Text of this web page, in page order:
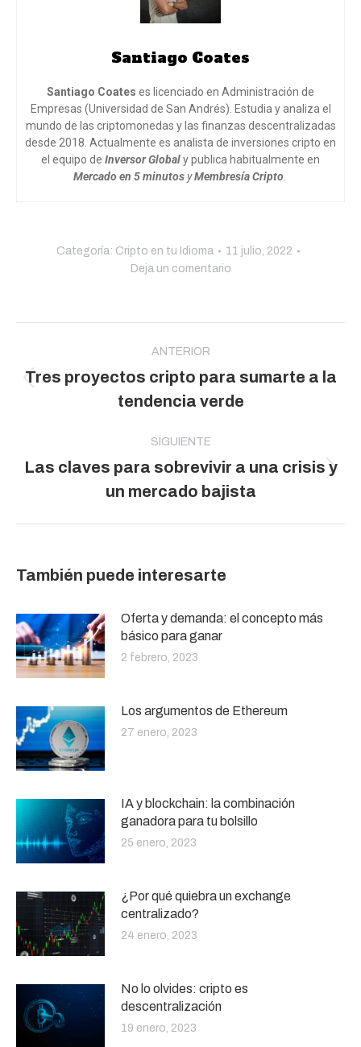
Santiago Coates
Santiago Coates es licenciado en Administración de
Empresas (Universidad de San Andrés). Estudia y analiza el
mundo de las criptomonedas y las finanzas descentralizadas
desde 2018. Actualmente es analista de inversiones cripto en
el equipo de Inversor Globaly publica habitualmente en
Mercado en 5 minutosyMembresía Cripto
Categoría: Cripto en tu Idioma
11 julio, 2022
Deja un comentario
publicaciones
ANTERIOR
Publicación
anterior:
Tres proyectos cripto para sumarte a la
tendencia verde
SIGUIENTE
Publicación
siguiente:
Las claves para sobrevivir a una crisis y
un mercado bajista
También puede interesarte
Oferta y demanda: el concepto más
básico para ganar
2 febrero, 2023
Los argumentos de Ethereum
27 enero, 2023
IA y blockchain: la combinación
ganadora para tu bolsillo
25 enero, 2023
¿Por qué quiebra un exchange
centralizado?
24 enero, 2023
No lo olvides: cripto es
descentralización
19 enero, 2023